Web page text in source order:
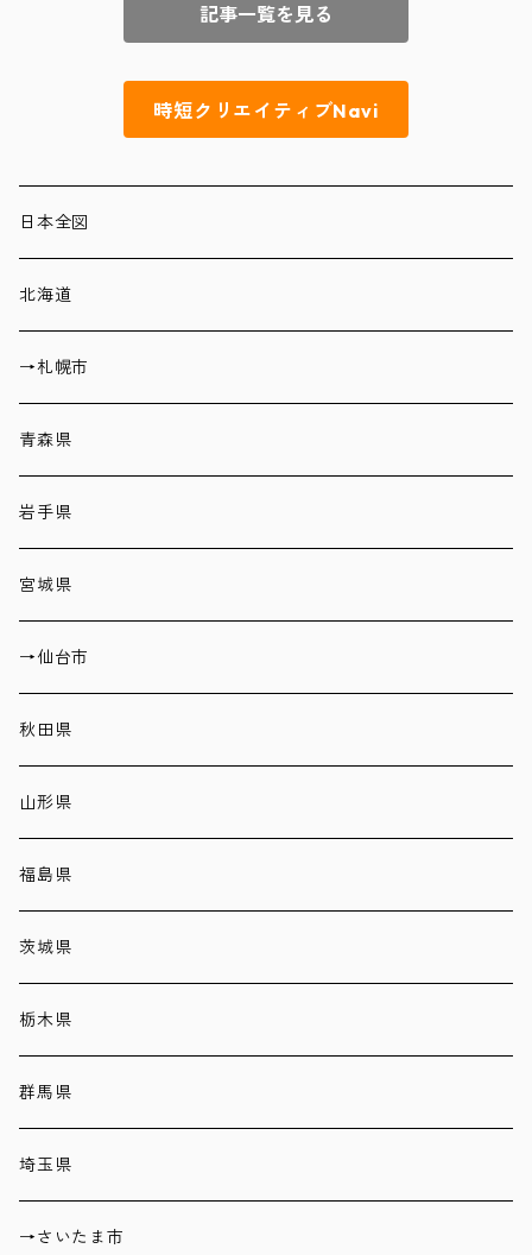
記事一覧を見る
時短クリエイティブNavi
日本全図
北海道
→札幌市
青森県
岩手県
宮城県
→仙台市
秋田県
山形県
福島県
茨城県
栃木県
群馬県
埼玉県
→さいたま市